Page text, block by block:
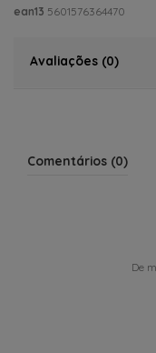
ean13 5601576364470
Avaliações (0)
Comentários (0)
De